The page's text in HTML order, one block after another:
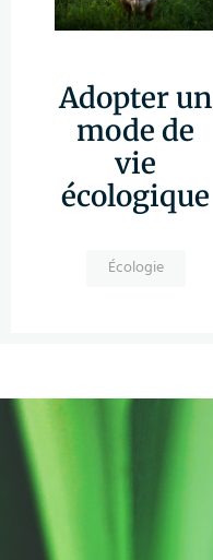
Adopter un
mode de
vie
écologique
Écologie